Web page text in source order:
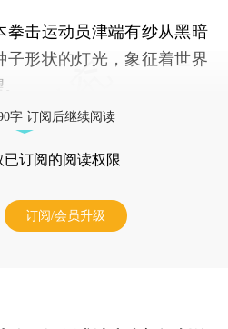
击运动员津端有纱从黑暗
子形状的灯光，象征着世界
字 订阅后继续阅读
已订阅的阅读权限
订阅/会员升级